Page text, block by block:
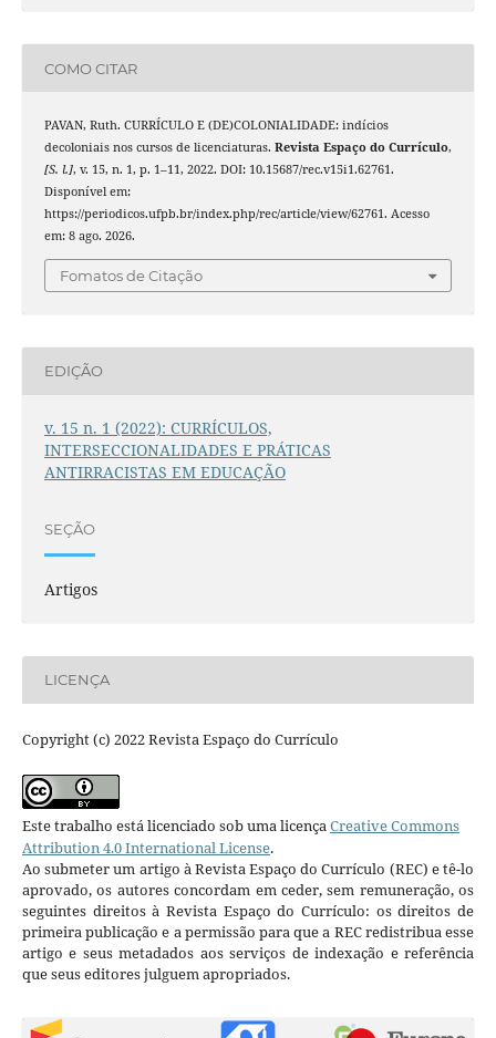
COMO CITAR
PAVAN, Ruth. CURRÍCULO E (DE)COLONIALIDADE: indícios
decoloniais nos cursos de licenciaturas. Revista Espaço do Currículo,
[S. l.], v. 15, n. 1, p. 1–11, 2022. DOI: 10.15687/rec.v15i1.62761.
Disponível em:
https://periodicos.ufpb.br/index.php/rec/article/view/62761. Acesso
em: 8 ago. 2026.
Fomatos de Citação
EDIÇÃO
v. 15 n. 1 (2022): CURRÍCULOS,
INTERSECCIONALIDADES E PRÁTICAS
ANTIRRACISTAS EM EDUCAÇÃO
SEÇÃO
Artigos
LICENÇA
Copyright (c) 2022 Revista Espaço do Currículo
Este trabalho está licenciado sob uma licençaCreative Commons
Attribution 4.0 International License.
Ao submeter um artigo à Revista Espaço do Currículo (REC) e tê-lo
aprovado, os autores concordam em ceder, sem remuneração, os
seguintes direitos à Revista Espaço do Currículo: os direitos de
primeira publicação e a permissão para que a REC redistribua esse
artigo e seus metadados aos serviços de indexação e referência
que seus editores julguem apropriados.